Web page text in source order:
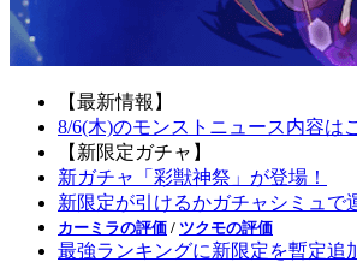
【最新情報】
8/6(木)のモンストニュース内容は
【新限定ガチャ】
新ガチャ「彩獣神祭」が登場！
新限定が引けるかガチャシミュで
カーミラの評価 / ツクモの評価
最強ランキングに新限定を暫定追